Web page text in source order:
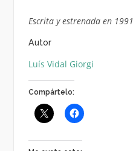
Escrita y estrenada en 1991
Autor
Luís Vidal Giorgi
Compártelo: